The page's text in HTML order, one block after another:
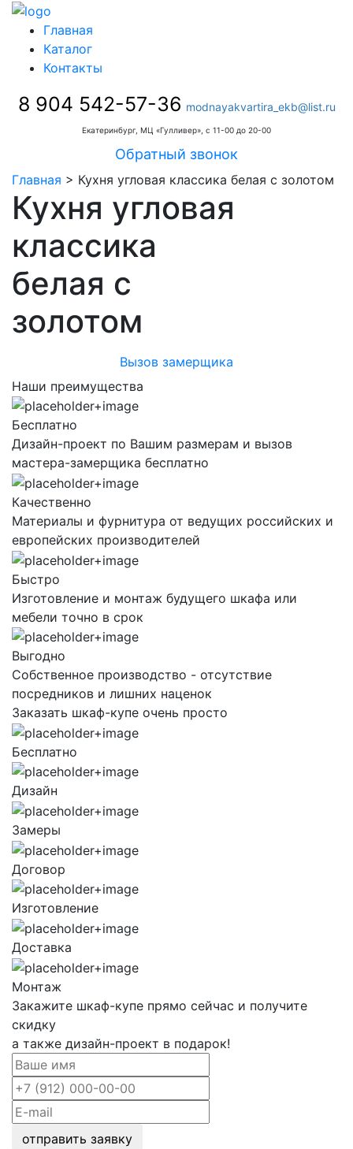
Главная
Каталог
Контакты
8 904 542-57-36 modnayakvartira_ekb@list.ru
Екатеринбург, МЦ «Гулливер», с 11-00 до 20-00
Обратный звонок
Главная > Кухня угловая классика белая с золотом
Кухня угловая
классика
белая с
золотом
Вызов замерщика
Наши преимущества
Бесплатно
Дизайн-проект по Вашим размерам и вызов
мастера-замерщика бесплатно
Качественно
Материалы и фурнитура от ведущих российских и
европейских производителей
Быстро
Изготовление и монтаж будущего шкафа или
мебели точно в срок
Выгодно
Собственное производство - отсутствие
посредников и лишних наценок
Заказать шкаф-купе очень просто
Бесплатно
Дизайн
Замеры
Договор
Изготовление
Доставка
Монтаж
Закажите шкаф-купе прямо сейчас и получите
скидку
а также дизайн-проект в подарок!
отправить заявку